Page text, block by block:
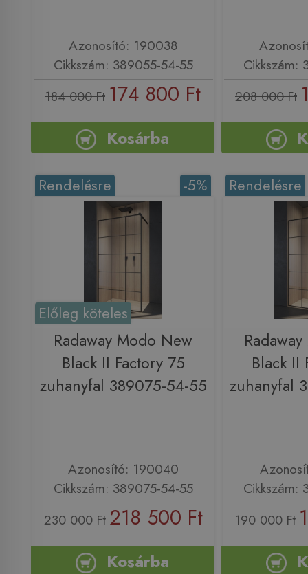
Azonosító: 190038
Cikkszám: 389055-54-55
184 000 Ft 174 800 Ft
Kosárba
Cikkszám:
208 000 Ft
-5%
Rendelésre
Előleg köteles
Radaway Modo New
Black II Factory 75
zuhanyfal 389075-54-55
Azonosító: 190040
Cikkszám: 389075-54-55
230 000 Ft 218 500 Ft
Kosárba
Rendelésre
Black II
zuhanyfal
Cikkszám:
190 000 Ft